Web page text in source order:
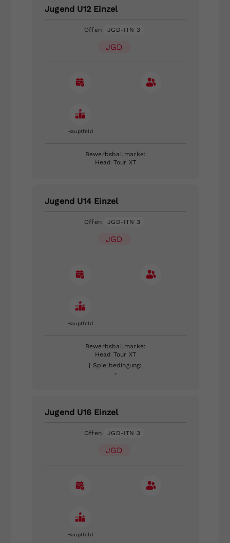
Jugend U12 Einzel
Offen JGD-ITN 3
JGD
Hauptfeld
Bewerbsballmarke:
Head Tour XT
Jugend U14 Einzel
Offen JGD-ITN 3
JGD
Hauptfeld
Bewerbsballmarke:
Head Tour XT
| Spielbedingung:
-
Jugend U16 Einzel
Offen JGD-ITN 3
JGD
Hauptfeld